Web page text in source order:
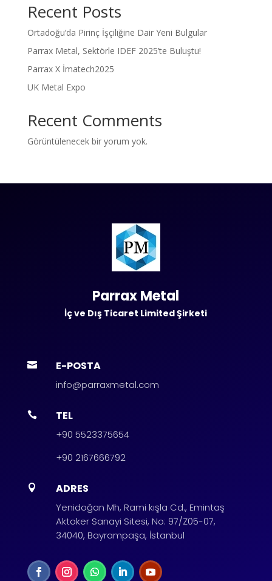
Recent Posts
Ortadoğu’da Pirinç İşçiliğine Dair Yeni Bulgular
Parrax Metal, Sektörle IDEF 2025’te Buluştu!
Parrax X İmatech2025
UK Metal Expo
Recent Comments
Görüntülenecek bir yorum yok.
Parrax Metal
İç ve Dış Ticaret Limited Şirketi
 E-POSTA
info@parraxmetal.com
 TEL
+90 5523375654
+90 2167666792
 ADRES
Yenidoğan Mh, Rami kışla Cd., Emintaş
Aktoker Sanayi Sitesi, No: 97/Z05-07,
34040, Bayrampaşa, İstanbul